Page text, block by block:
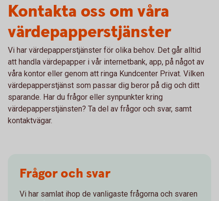
Kontakta oss om våra
värdepapperstjänster
Vi har värdepapperstjänster för olika behov. Det går alltid
att handla värdepapper i vår internetbank, app, på något av
våra kontor eller genom att ringa Kundcenter Privat. Vilken
värdepapperstjänst som passar dig beror på dig och ditt
sparande. Har du frågor eller synpunkter kring
värdepapperstjänsten? Ta del av frågor och svar, samt
kontaktvägar.
Frågor och svar
Vi har samlat ihop de vanligaste frågorna och svaren